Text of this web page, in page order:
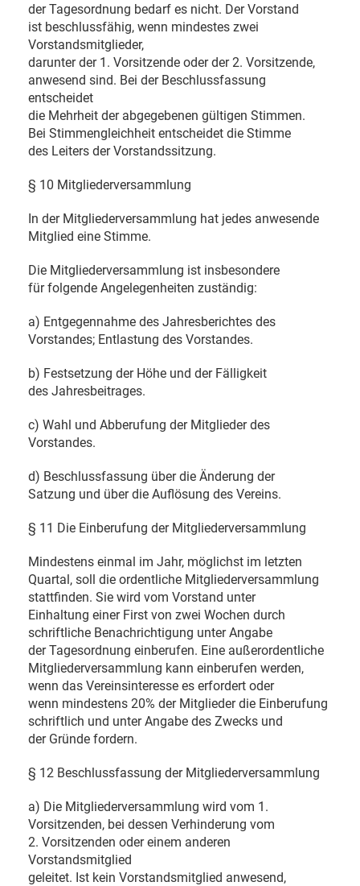
der Tagesordnung bedarf es nicht. Der Vorstand
ist beschlussfähig, wenn mindestes zwei
Vorstandsmitglieder,
darunter der 1. Vorsitzende oder der 2. Vorsitzende,
anwesend sind. Bei der Beschlussfassung
entscheidet
die Mehrheit der abgegebenen gültigen Stimmen.
Bei Stimmengleichheit entscheidet die Stimme
des Leiters der Vorstandssitzung.
§ 10 Mitgliederversammlung
In der Mitgliederversammlung hat jedes anwesende
Mitglied eine Stimme.
Die Mitgliederversammlung ist insbesondere
für folgende Angelegenheiten zuständig:
a) Entgegennahme des Jahresberichtes des
Vorstandes; Entlastung des Vorstandes.
b) Festsetzung der Höhe und der Fälligkeit
des Jahresbeitrages.
c) Wahl und Abberufung der Mitglieder des
Vorstandes.
d) Beschlussfassung über die Änderung der
Satzung und über die Auflösung des Vereins.
§ 11 Die Einberufung der Mitgliederversammlung
Mindestens einmal im Jahr, möglichst im letzten
Quartal, soll die ordentliche Mitgliederversammlung
stattfinden. Sie wird vom Vorstand unter
Einhaltung einer First von zwei Wochen durch
schriftliche Benachrichtigung unter Angabe
der Tagesordnung einberufen. Eine außerordentliche
Mitgliederversammlung kann einberufen werden,
wenn das Vereinsinteresse es erfordert oder
wenn mindestens 20% der Mitglieder die Einberufung
schriftlich und unter Angabe des Zwecks und
der Gründe fordern.
§ 12 Beschlussfassung der Mitgliederversammlung
a) Die Mitgliederversammlung wird vom 1.
Vorsitzenden, bei dessen Verhinderung vom
2. Vorsitzenden oder einem anderen
Vorstandsmitglied
geleitet. Ist kein Vorstandsmitglied anwesend,